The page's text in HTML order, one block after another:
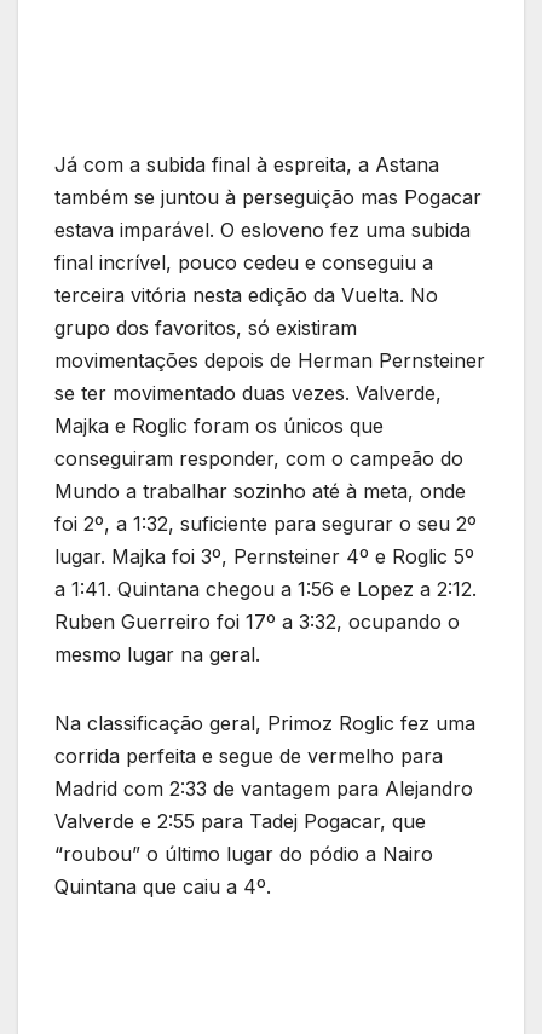
Já com a subida final à espreita, a Astana
também se juntou à perseguição mas Pogacar
estava imparável. O esloveno fez uma subida
final incrível, pouco cedeu e conseguiu a
terceira vitória nesta edição da Vuelta. No
grupo dos favoritos, só existiram
movimentações depois de Herman Pernsteiner
se ter movimentado duas vezes. Valverde,
Majka e Roglic foram os únicos que
conseguiram responder, com o campeão do
Mundo a trabalhar sozinho até à meta, onde
foi 2º, a 1:32, suficiente para segurar o seu 2º
lugar. Majka foi 3º, Pernsteiner 4º e Roglic 5º
a 1:41. Quintana chegou a 1:56 e Lopez a 2:12.
Ruben Guerreiro foi 17º a 3:32, ocupando o
mesmo lugar na geral.
Na classificação geral, Primoz Roglic fez uma
corrida perfeita e segue de vermelho para
Madrid com 2:33 de vantagem para Alejandro
Valverde e 2:55 para Tadej Pogacar, que
“roubou” o último lugar do pódio a Nairo
Quintana que caiu a 4º.